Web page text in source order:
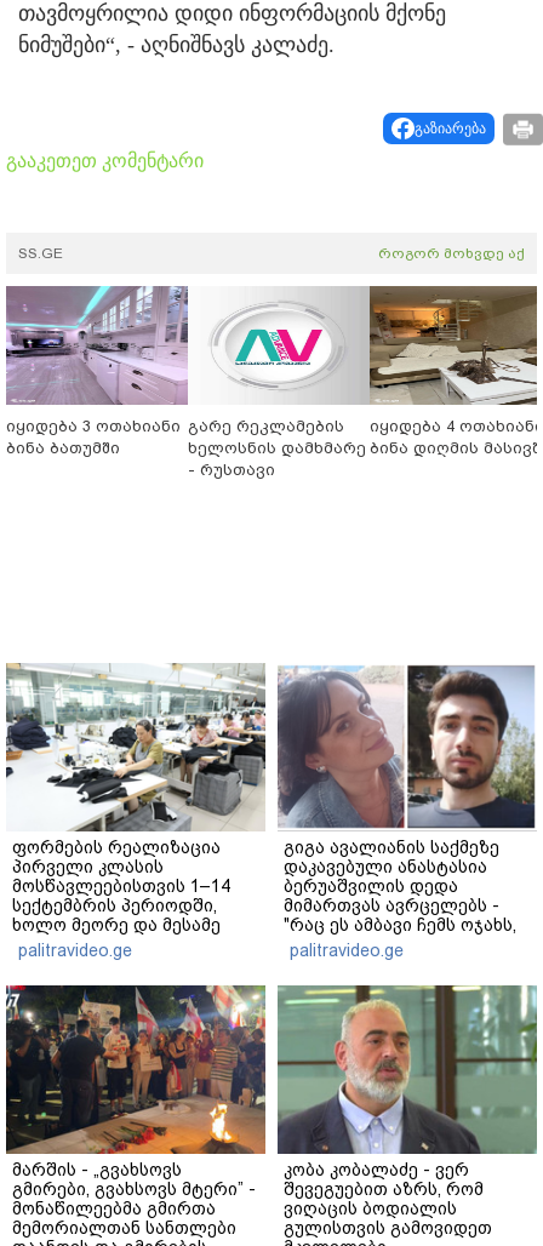
თავმოყრილია დიდი ინფორმაციის მქონე
ნიმუშები“, - აღნიშნავს კალაძე.
გაზიარება
გააკეთეთ კომენტარი
SS.GE როგორ მოხვდე აქ
იყიდება 3 ოთახიანი
ბინა ბათუმში
გარე რეკლამების
ხელოსნის დამხმარე
- რუსთავი
იყიდება 4 ოთახიანი
ბინა დიღმის
ფორმების რეალიზაცია
პირველი კლასის
მოსწავლეებისთვის 1–14
სექტემბრის პერიოდში,
ხოლო მეორე და მესამე
ეტაპებზე...
palitravideo.ge
გიგა ავალიანის საქმეზე
დაკავებული ანასტასია
ბერუაშვილის დედა
მიმართვას ავრცელებს -
"რაც ეს ამბავი ჩემს ოჯახს,
ჩემს ანასტასიას გადახდა
თავს, მის მერე მე მე არ
ვარ"
palitravideo.ge
მარშის - „გვახსოვს
გმირები, გვახსოვს მტერი” -
მონაწილეებმა გმირთა
მემორიალთან სანთლები
კობა კობალაძე - ვერ
შევეგუებით აზრს, რომ
ვიღაცის ბოდიალის
გულისთვის გამოვიდეთ